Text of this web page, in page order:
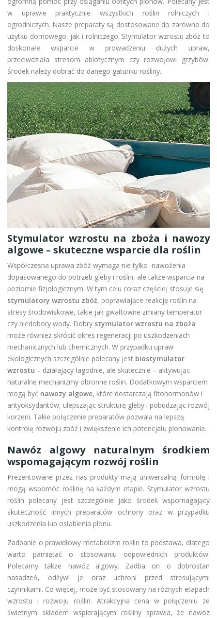
w uprawie praktycznie wszystkich roślin rolniczych i
ogrodniczych. Nasze preparaty są dostosowane do zarówno do
użytku domowego, jak i rolniczego. Stymulator wzrostu zbóż to
doskonałe wsparcie w prowadzeniu dużych upraw,
przeciwdziała stresom abiotycznym czy rozwojowi grzybów.
Środek należy dobrać do danego gatunku rośliny.
Stymulator wzrostu na zboża i nawozy
algowe – skuteczne wsparcie dla roślin
Współczesna uprawa zbóż wymaga nie tylko nawożenia
dopasowanego do potrzeb gleby i roślin, ale także wsparcia na
poziomie fizjologicznym. W tym celu coraz częściej stosuje się
stymulatory wzrostu zbóż, poprawiające reakcję roślin na
stresy środowiskowe, takie jak gwałtowne zmiany temperatur
czy niedobory wody. Dobry stymulator wzrostu na zboża
może również skrócić okres regeneracji po uszkodzeniach
mechanicznych lub chemicznych. W przypadku upraw
ekologicznych szczególnie polecany jest biostymulator
wzrostu – działający łagodnie, ale skutecznie – aktywując
naturalne mechanizmy obronne roślin. Dodatkowym wsparciem
mogą być nawozy algowe, które dostarczają fitohormonów i
antyoksydantów, ulepszając strukturę gleby i pobudzając rozwój
korzeni. Takie połączenie preparatów pozwala na lepszą
kontrolę rozwoju zbóż i zwiększenie ich potencjału plonowania.
Nawóz algowy naturalnym środkiem
wspomagającym rozwój roślin
Prezentowane przez nas produkty mają uniwersalną formułę i
mogą wspomóc roślinę na każdym etapie. Stymulator wzrostu
roślin polecany jest szczególnie jako środek wspomagający
skuteczność innych preparatów ochrony oraz w przypadku
uszkodzenia lub osłabienia plonu.
Zadbanie o prawidłowy metabolizm roślin to podstawa, dlatego
warto pamiętać o stosowaniu odpowiednich produktów.
Polecamy także nawóz algowy. Zadba on o dobrostan
nasadzeń, odżywi je oraz uchroni przed stresującymi
czynnikami. Co więcej, może być stosowany na różnych etapach
wzrostu i rozwoju roślin. Atrakcyjna cena w połączeniu ze
świetnym składem wspierającym rośliny sprawia, że nawóz